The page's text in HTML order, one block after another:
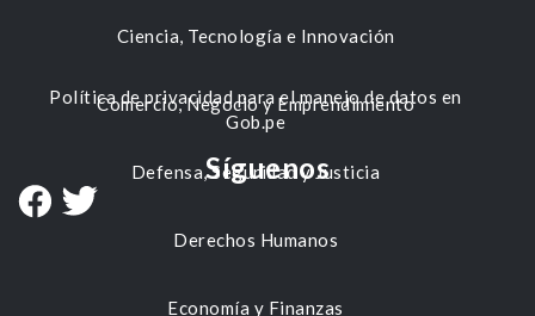
Ciencia, Tecnología e Innovación
Comercio, Negocio y Emprendimiento
Defensa, Seguridad y Justicia
Derechos Humanos
Economía y Finanzas
Política de privacidad para el manejo de datos en
Gob.pe
Síguenos